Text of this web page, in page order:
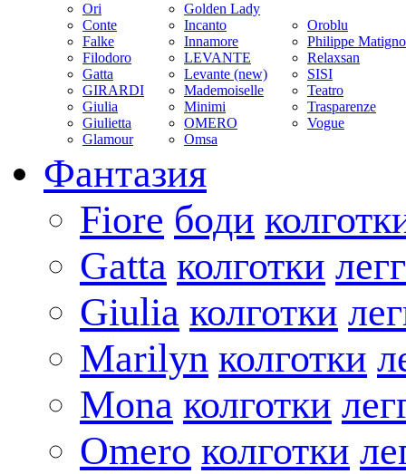
Ori
Conte
Falke
Filodoro
Gatta
GIRARDI
Giulia
Giulietta
Glamour
Golden Lady
Incanto
Innamore
LEVANTE
Levante (new)
Mademoiselle
Minimi
OMERO
Omsa
Oroblu
Philippe
Relaxsan
SISI
Teatro
Trasparenze
Vogue
Фантазия
Fiore боди
Gatta колготки
Giulia колготки
Marilyn колготки
Mona колготки
Omero колготки